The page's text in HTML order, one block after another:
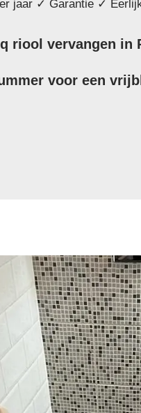
jaar ✓ Garantie ✓
riool vervangen in
voor een